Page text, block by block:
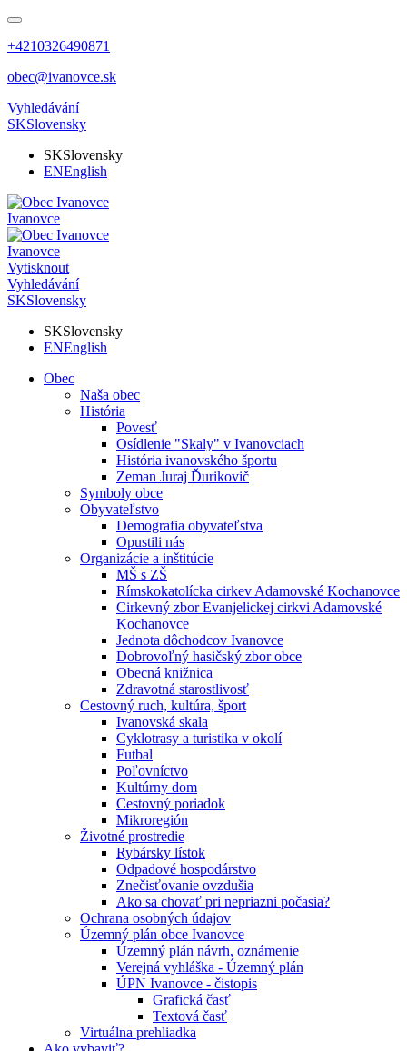
+4210326490871
obec@ivanovce.sk
Vyhledávání
SKSlovensky
SKSlovensky
ENEnglish
Ivanovce
Ivanovce
Vytisknout
Vyhledávání
SKSlovensky
SKSlovensky
ENEnglish
Obec
Naša obec
História
Povesť
Osídlenie "Skaly" v Ivanovciach
História ivanovského športu
Zeman Juraj Ďurikovič
Symboly obce
Obyvateľstvo
Demografia obyvateľstva
Opustili nás
Organizácie a inštitúcie
MŠ s ZŠ
Rímskokatolícka cirkev Adamovské Kochanovce
Cirkevný zbor Evanjelickej cirkvi Adamovské
Kochanovce
Jednota dôchodcov Ivanovce
Dobrovoľný hasičský zbor obce
Obecná knižnica
Zdravotná starostlivosť
Cestovný ruch, kultúra, šport
Ivanovská skala
Cyklotrasy a turistika v okolí
Futbal
Poľovníctvo
Kultúrny dom
Cestovný poriadok
Mikroregión
Životné prostredie
Rybársky lístok
Odpadové hospodárstvo
Znečisťovanie ovzdušia
Ako sa chovať pri nepriazni počasia?
Ochrana osobných údajov
Územný plán obce Ivanovce
Územný plán návrh, oznámenie
Verejná vyhláška - Územný plán
ÚPN Ivanovce - čistopis
Grafická časť
Textová časť
Virtuálna prehliadka